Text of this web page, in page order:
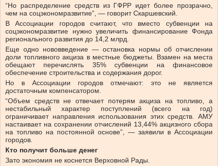
“Но распределение средств из ГФРР идет более прозрачно,
чем на соцэкономразвитие”, — говорит Скаршевский.
В Ассоциации городов считают, что вместо субвенции на
соцэкономразвитие нужно увеличить финансирование Фонда
регионального развития до 14,2 млрд.
Еще одно нововведение — остановка нормы об отчислении
доли топливного акциза в местные бюджеты. Взамен на места
обещают перечислять 35% субвенции на финансовое
обеспечение строительства и содержания дорог.
Но в Ассоциации городов отмечают: это не является
достаточным компенсатором.
“Объем средств не отвечает потерям акциза на топливо, а
нестабильный характер поступлений (всего на год)
ограничивает направления использования этих средств. АМУ
настаивает на сохранении отчислений 13,44% акцизного сбора
на топливо на постоянной основе”, — заявили в Ассоциации
городов.
Кто получит больше денег
Зато экономия не коснется Верховной Рады.